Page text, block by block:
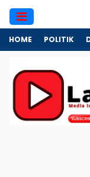
HOME POLITIK